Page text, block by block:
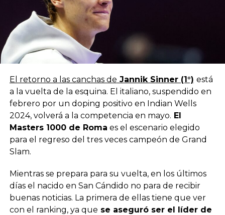
El retorno a las canchas de Jannik Sinner (1°) está
a la vuelta de la esquina. El italiano, suspendido en
febrero por un doping positivo en Indian Wells
2024, volverá a la competencia en mayo. El
Masters 1000 de Roma es el escenario elegido
para el regreso del tres veces campeón de Grand
Slam.
Mientras se prepara para su vuelta, en los últimos
días el nacido en San Cándido no para de recibir
buenas noticias. La primera de ellas tiene que ver
con el ranking, ya que se aseguró ser el líder de